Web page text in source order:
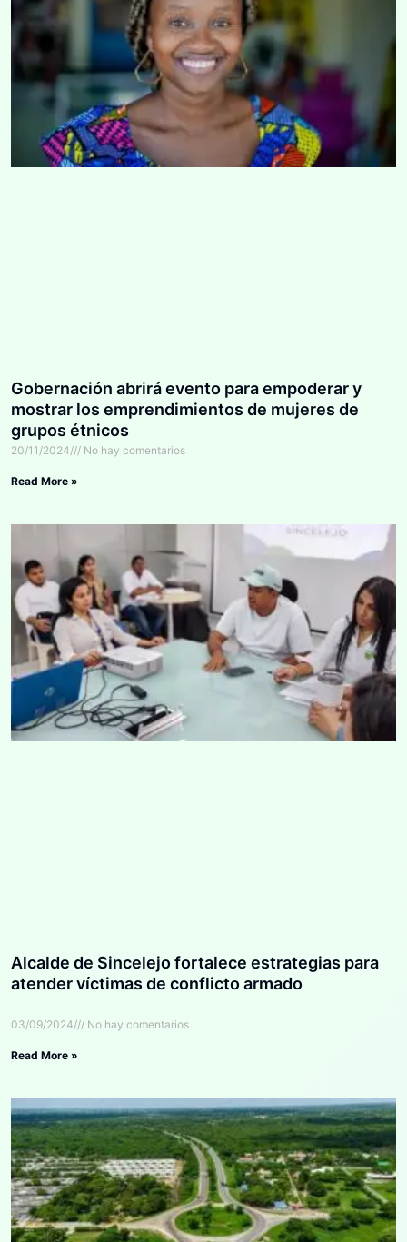
Gobernación abrirá evento para empoderar y
mostrar los emprendimientos de mujeres de
grupos étnicos
20/11/2024 No hay comentarios
Read More »
Alcalde de Sincelejo fortalece estrategias para
atender víctimas de conflicto armado
03/09/2024 No hay comentarios
Read More »